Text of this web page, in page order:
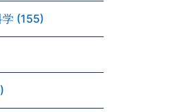
学 (155)